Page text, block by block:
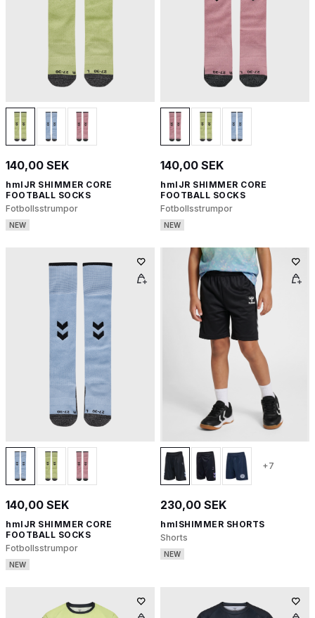
140,00 SEK
hmlJR SHIMMER CORE
FOOTBALL SOCKS
Fotbollsstrumpor
NEW
140,00 SEK
hmlJR SHIMMER CORE
FOOTBALL SOCKS
Fotbollsstrumpor
NEW
140,00 SEK
hmlJR SHIMMER CORE
FOOTBALL SOCKS
Fotbollsstrumpor
NEW
+7
230,00 SEK
hmlSHIMMER SHORTS
Shorts
NEW